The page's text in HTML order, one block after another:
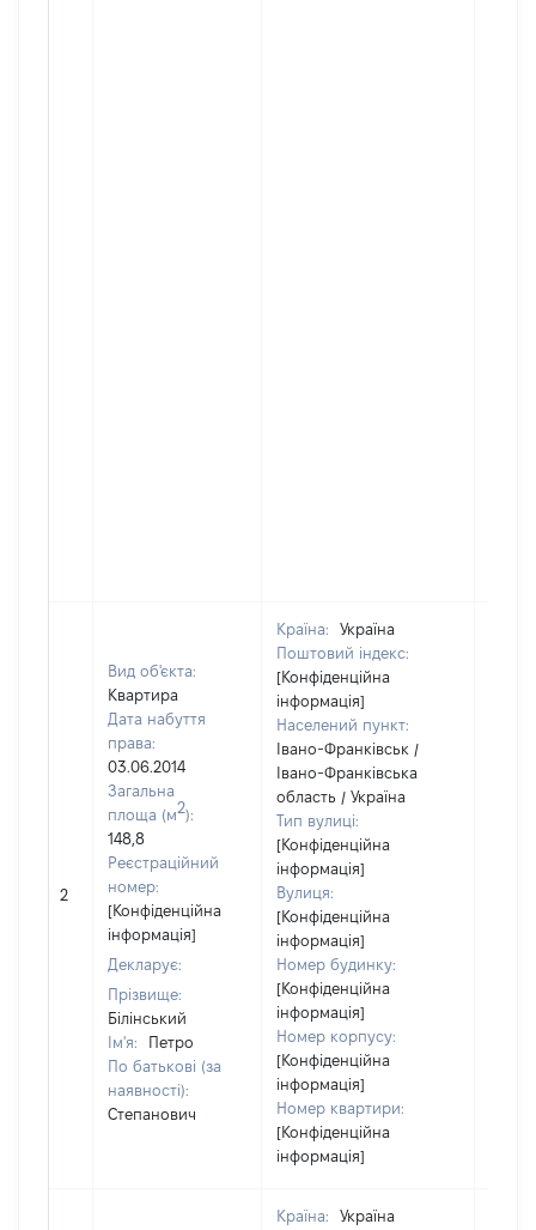
2
Вид об'єкта:
Квартира
Дата набуття
права:
03.06.2014
Загальна
площа (м2):
148,8
Реєстраційний
номер:
[Конфіденційна
інформація]
Декларує:
Прізвище:
Білінський
Ім'я:
Петро
По батькові (за
наявності):
Степанович
Країна:
Україна
Поштовий індекс:
[Конфіденційна
інформація]
Населений пункт:
Івано-Франківськ /
Івано-Франківська
область / Україна
Тип вулиці:
[Конфіденційна
інформація]
Вулиця:
[Конфіденційна
інформація]
Номер будинку:
[Конфіденційна
інформація]
Номер корпусу:
[Конфіденційна
інформація]
Номер квартири:
[Конфіденційна
інформація]
Країна:
Україна